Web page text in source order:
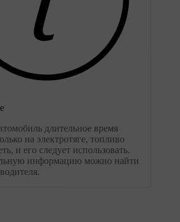
длительное время
на электротяге, топливо
и его следует использовать.
информацию можно найти